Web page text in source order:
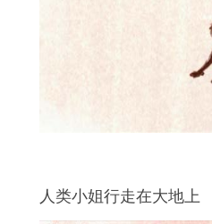
人类小姐行走在大地上